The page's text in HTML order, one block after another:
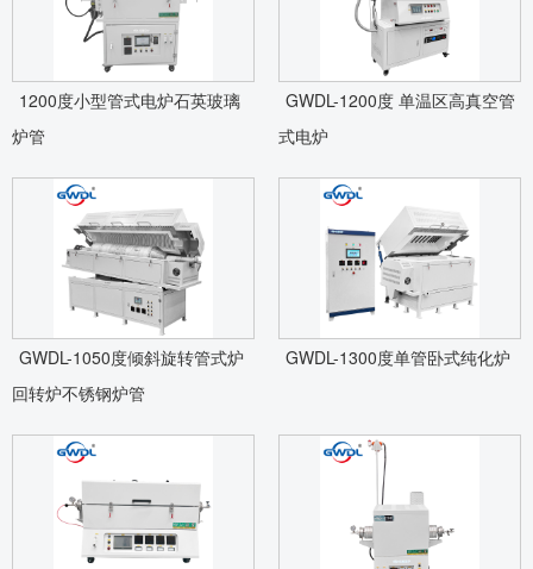
1200度小型管式电炉石英玻璃
炉管
GWDL-1200度 单温区高真空管
式电炉
GWDL-1050度倾斜旋转管式炉
回转炉不锈钢炉管
GWDL-1300度单管卧式纯化炉